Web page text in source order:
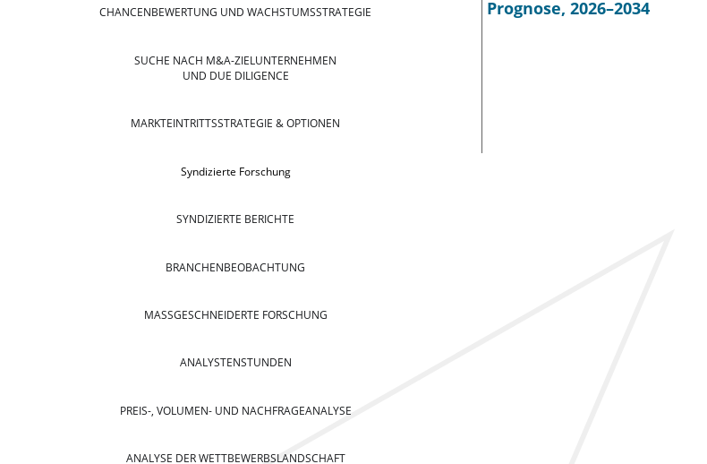
CHANCENBEWERTUNG UND WACHSTUMSSTRATEGIE
SUCHE NACH M&A-ZIELUNTERNEHMEN
UND DUE DILIGENCE
MARKTEINTRITTSSTRATEGIE & OPTIONEN
Syndizierte Forschung
SYNDIZIERTE BERICHTE
BRANCHENBEOBACHTUNG
MASSGESCHNEIDERTE FORSCHUNG
ANALYSTENSTUNDEN
PREIS-, VOLUMEN- UND NACHFRAGEANALYSE
ANALYSE DER WETTBEWERBSLANDSCHAFT
Prognose, 2026–2034